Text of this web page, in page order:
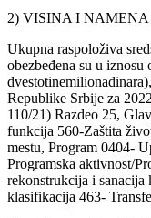
2) VISINA I NAMENA
Ukupna raspoloživa
obezbeđena su u
Republike Srbije za
110/21) Razdeo 25,
funkcija 560-Zaštita
mestu, Program 0404-
Programska aktivnost/
rekonstrukcija i sanacija
klasifikacija 463-